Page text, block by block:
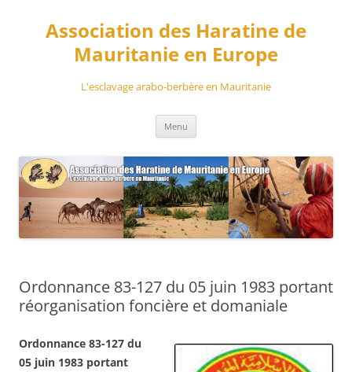
contenuAssociation des Haratine de
Mauritanie en Europe
L'esclavage arabo-berbère en Mauritanie
Menu
Ordonnance 83-127 du 05 juin 1983 portant
réorganisation foncière et domaniale
Ordonnance 83-127 du
05 juin 1983 portant